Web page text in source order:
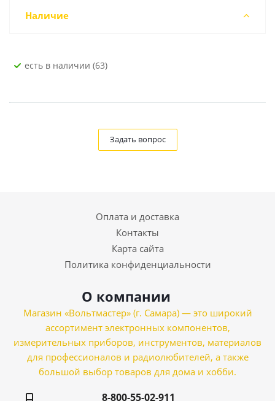
Наличие
Есть в наличии (63)
Задать вопрос
Оплата и доставка
Контакты
Карта сайта
Политика конфиденциальности
О компании
Магазин «Вольтмастер» (г. Самара) — это широкий
ассортимент электронных компонентов,
измерительных приборов, инструментов, материалов
для профессионалов и радиолюбителей, а также
большой выбор товаров для дома и хобби.
8-800-55-02-911